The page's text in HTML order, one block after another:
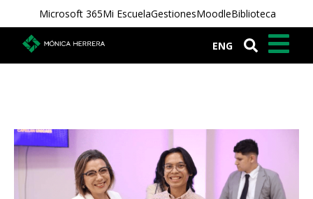
Microsoft 365Mi EscuelaGestionesMoodleBiblioteca
ENG